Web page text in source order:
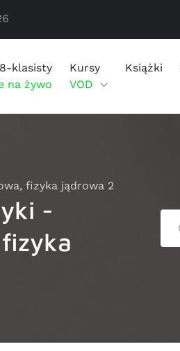
klasisty
na żywo
Kursy
VOD
Książki
fizyka jądrowa 2
-